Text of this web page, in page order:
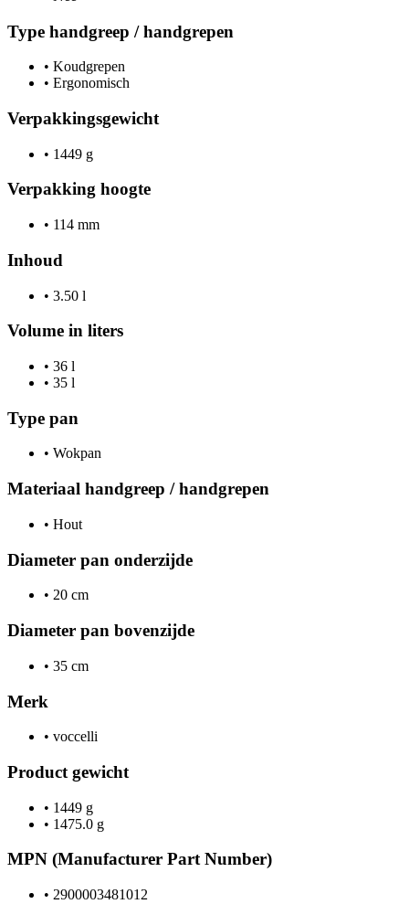
Type handgreep / handgrepen
• Koudgrepen
• Ergonomisch
Verpakkingsgewicht
• 1449 g
Verpakking hoogte
• 114 mm
Inhoud
• 3.50 l
Volume in liters
• 36 l
• 35 l
Type pan
• Wokpan
Materiaal handgreep / handgrepen
• Hout
Diameter pan onderzijde
• 20 cm
Diameter pan bovenzijde
• 35 cm
Merk
• voccelli
Product gewicht
• 1449 g
• 1475.0 g
MPN (Manufacturer Part Number)
• 2900003481012